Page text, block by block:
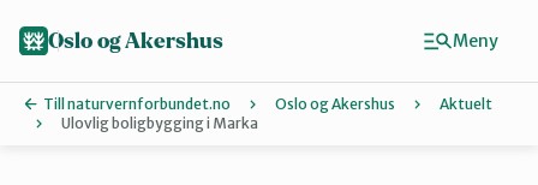
Oslo og Akershus
Till naturvernforbundet.no Oslo og Akershus
Aktuelt
Ulovlig boligbygging i Marka